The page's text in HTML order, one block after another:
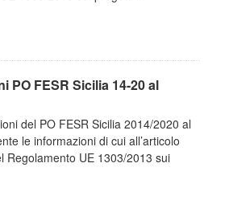
PO FESR Sicilia 14-20 al
del PO FESR Sicilia 2014/2020 al
le informazioni di cui all’articolo
Regolamento UE 1303/2013 sui